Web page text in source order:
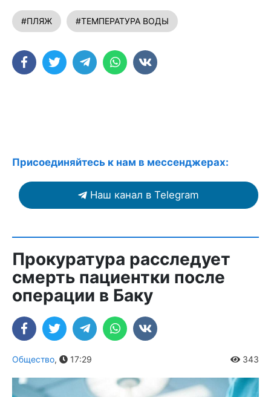
#ПЛЯЖ #ТЕМПЕРАТУРА ВОДЫ
Присоединяйтесь к нам в мессенджерах:
Наш канал в Telegram
Прокуратура расследует
смерть пациентки после
операции в Баку
Общество, 17:29 343